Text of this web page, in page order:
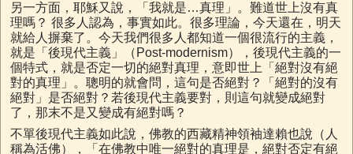
另一方面，耶穌又說，「我就是…真理」。難道世上沒有真
理嗎？ 很多人認為，事實如此。很多理論，今天還在，明天
就給人摒棄了。今天我們很多人都知道一個很流行的主義，
就是「後現代主義」（Post-modernism），後現代主義的一
個特式，就是否定一切的絕對真理，意即世上「絕對沒有絕
對的真理」。聰明的就會問，這句是否絕對？「絕對的沒有
絕對」是否絕對？若後現代主義要對，則這句就變成絕對
了，那末不是又變成有絕對嗎？
不單後現代主義如此說，佛教的西藏精神領袖達賴也說（人
稱為活佛），「在佛教中唯一絕對的真理是，絕對否定有絕